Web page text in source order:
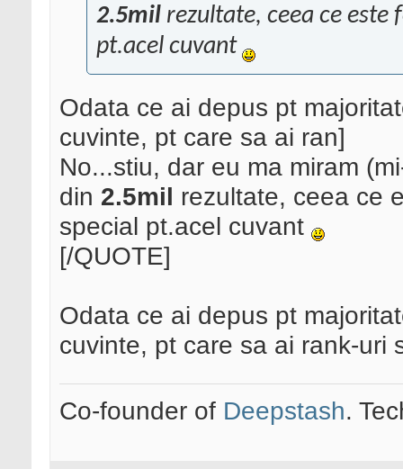
2.5mil rezultate, ceea ce este
pt.acel cuvant
Odata ce ai depus pt
cuvinte, pt care sa ai ran]
No...stiu, dar eu ma miram
din 2.5mil rezultate, ceea ce
special pt.acel cuvant
[/QUOTE]
Odata ce ai depus pt
cuvinte, pt care sa ai rank-
Co-founder of Deepstash.